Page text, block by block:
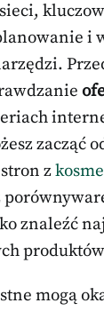
i
zacząć
z
znaleźć
mogą